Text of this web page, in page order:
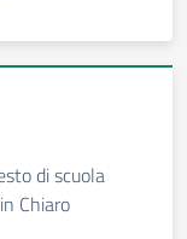
di scuola
Chiaro